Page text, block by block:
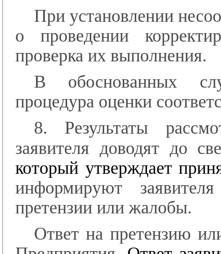
При установлении
о проведении
проверка их выполнения.
В обоснованных
процедура оценки
8. Результаты
заявителя доводят до
который утверждает
информируют
претензии или жалобы.
Ответ на претензию